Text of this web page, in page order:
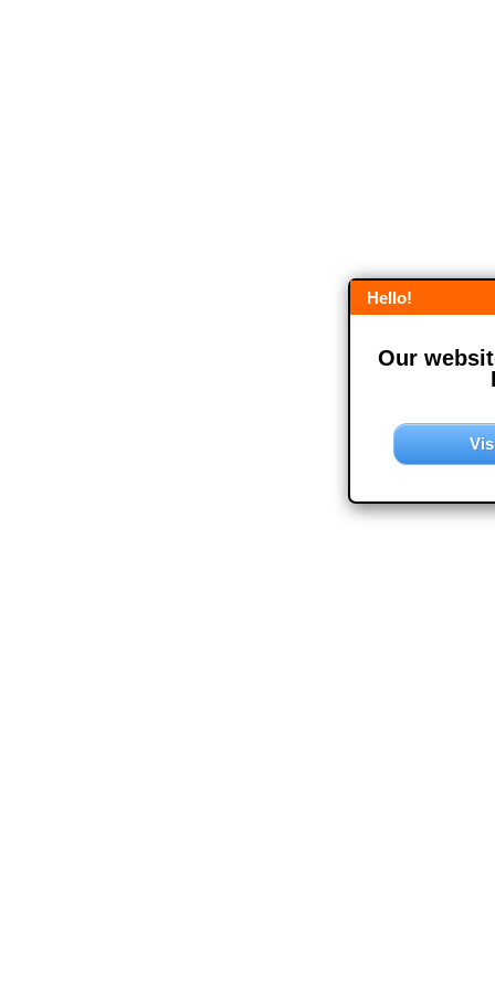
Hello!
Our